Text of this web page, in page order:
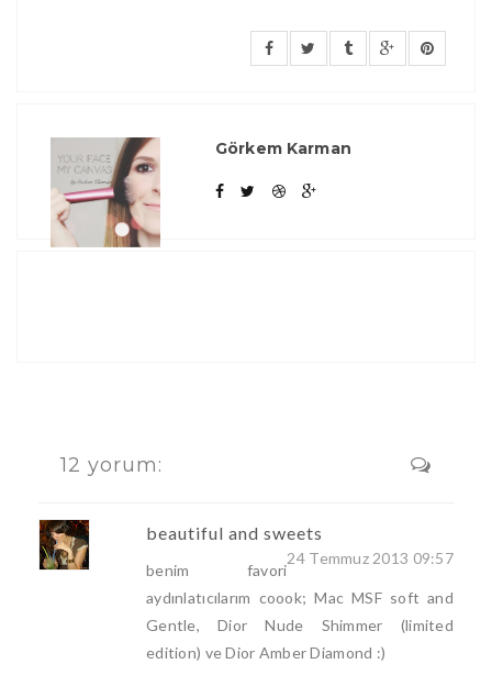
Görkem Karman
12 yorum:
beautiful and sweets
24 Temmuz 2013 09:57
benim favori
aydınlatıcılarım coook; Mac MSF soft and
Gentle, Dior Nude Shimmer (limited
edition) ve Dior Amber Diamond :)